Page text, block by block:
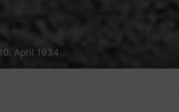
April 1934